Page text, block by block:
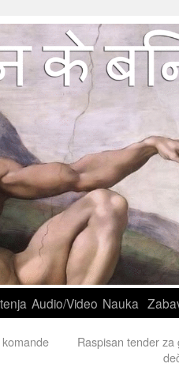
Audio/Video Nauka
Raspisan tender